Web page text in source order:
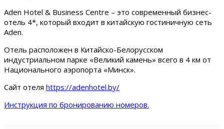
Aden Hotel & Business Centre – это современный бизнес-
отель 4*, который входит в китайскую гостиничную сеть
Aden.
Отель расположен в Китайско-Белорусском
индустриальном парке «Великий камень» всего в 4 км от
Национального аэропорта «Минск».
Сайт отеля https://adenhotel.by/
Инструкция по бронированию номеров.